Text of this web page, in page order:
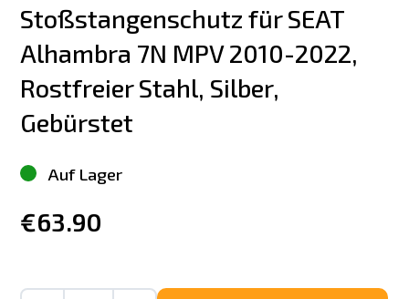
Stoßstangenschutz für SEAT
Alhambra 7N MPV 2010-2022,
Rostfreier Stahl, Silber,
Gebürstet
Auf Lager
€63.90